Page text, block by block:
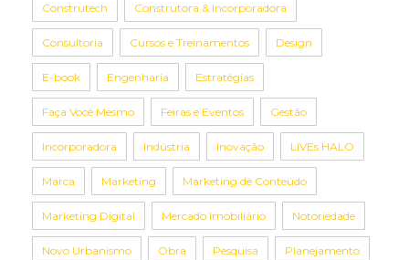
Construtech Construtora & Incorporadora
Consultoria Cursos e Treinamentos Design
E-book Engenharia Estratégias
Faça Você Mesmo Feiras e Eventos Gestão
Incorporadora Indústria Inovação LIVEs HALO
Marca Marketing Marketing de Conteúdo
Marketing Digital Mercado Imobiliário Notoriedade
Novo Urbanismo Obra Pesquisa Planejamento